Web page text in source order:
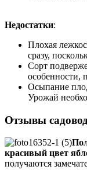
Недостатки:
Плохая
сразу,
Сорт
особенности,
Осыпание
Урожай
Отзывы
красивый цвет
получаются